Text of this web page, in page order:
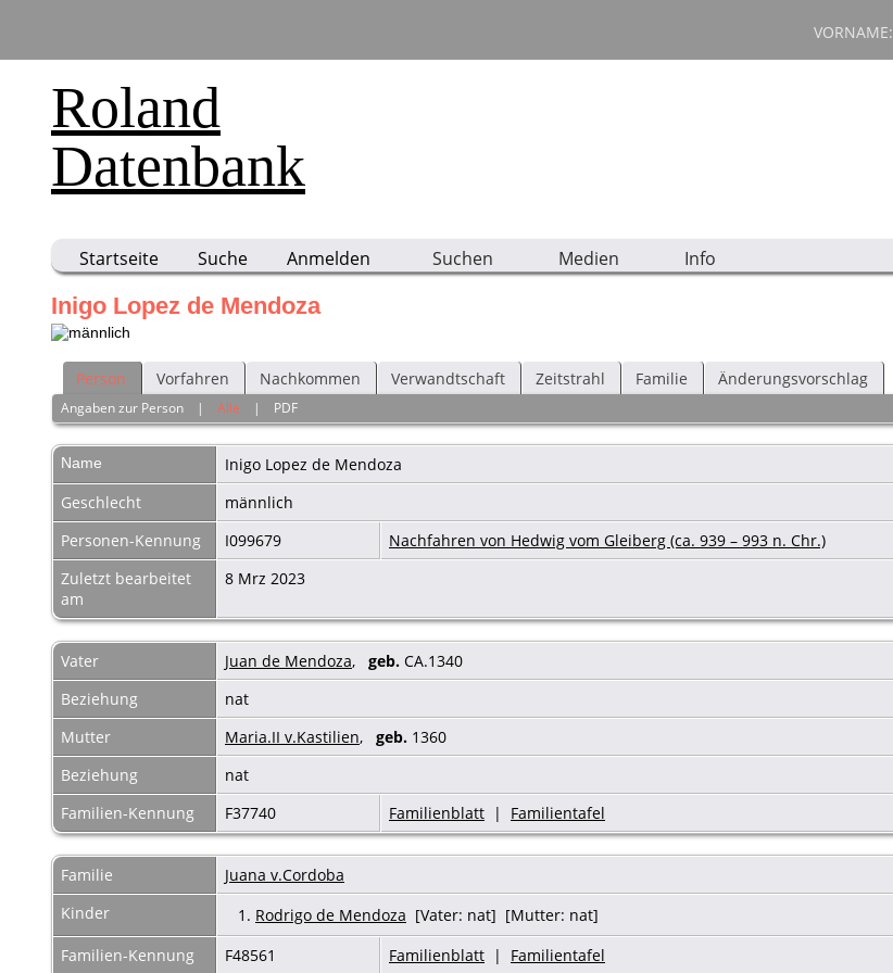
Roland
Datenbank
VORNAME:
Startseite Suche Anmelden Suchen Medien Info
Inigo Lopez de Mendoza
Person Vorfahren Nachkommen Verwandtschaft Zeitstrahl Familie Änderungsvorschlag
Angaben zur Person |Alle | PDF
Name Inigo Lopez de Mendoza
Geschlecht
männlich
Personen-Kennung
I099679
Nachfahren von Hedwig vom Gleiberg (ca. 939 – 993 n. Chr.)
Zuletzt bearbeitet
am
8 Mrz 2023
Vater Juan de Mendoza, geb. CA.1340
Beziehung
nat
Mutter
Maria.II v.Kastilien, geb. 1360
Beziehung
nat
Familien-Kennung
F37740 Familienblatt | Familientafel
Familie
Juana v.Cordoba
Kinder
1. Rodrigo de Mendoza [Vater: nat] [Mutter: nat]
Familien-Kennung
F48561 Familienblatt | Familientafel